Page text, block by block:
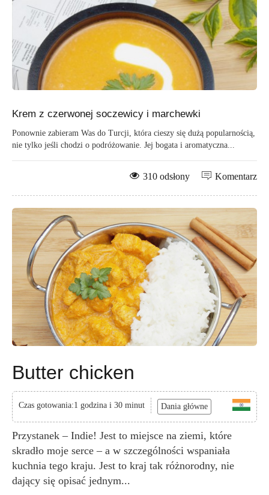
Krem z czerwonej soczewicy i marchewki
Ponownie zabieram Was do Turcji, która cieszy się dużą popularnością,
nie tylko jeśli chodzi o podróżowanie. Jej bogata i aromatyczna...
Komentarz
310 odsłony
Butter chicken
Czas gotowania:1 godzina i 30 minut Dania główne
Przystanek – Indie! Jest to miejsce na ziemi, które
skradło moje serce – a w szczególności wspaniała
kuchnia tego kraju. Jest to kraj tak różnorodny, nie
dający się opisać jednym...